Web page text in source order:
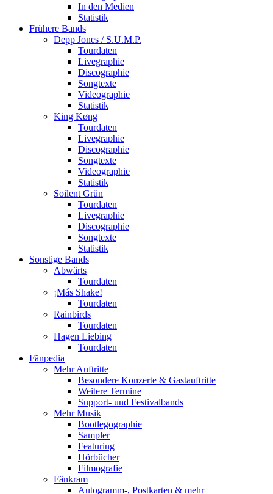
In den Medien
Statistik
Frühere Bands
Depp Jones / S.U.M.P.
Tourdaten
Livegraphie
Discographie
Songtexte
Videographie
Statistik
King Køng
Tourdaten
Livegraphie
Discographie
Songtexte
Videographie
Statistik
Soilent Grün
Tourdaten
Livegraphie
Discographie
Songtexte
Statistik
Sonstige Bands
Abwärts
Tourdaten
¡Más Shake!
Tourdaten
Rainbirds
Tourdaten
Hagen Liebing
Tourdaten
Fänpedia
Mehr Auftritte
Besondere Konzerte & Gastauftritte
Weitere Termine
Support- und Festivalbands
Mehr Musik
Bootlegographie
Sampler
Featuring
Hörbücher
Filmografie
Fänkram
Autogramm-, Postkarten & mehr